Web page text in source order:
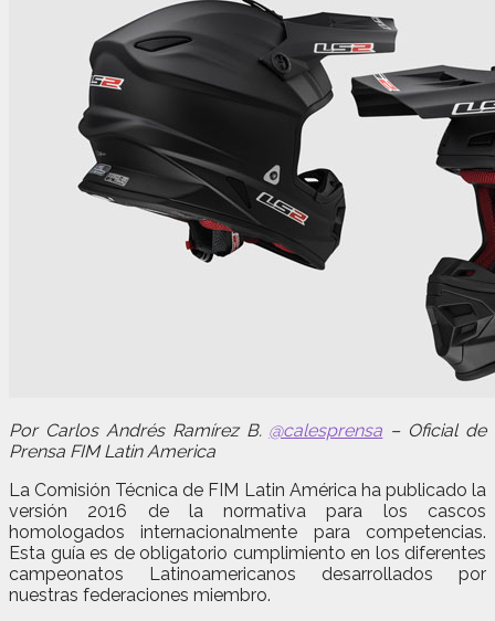
Por Carlos Andrés Ramírez B. @calesprensa – Oficial de
Prensa FIM Latin America
La Comisión Técnica de FIM Latin América ha publicado la
versión 2016 de la normativa para los cascos
homologados internacionalmente para competencias.
Esta guía es de obligatorio cumplimiento en los diferentes
campeonatos Latinoamericanos desarrollados por
nuestras federaciones miembro.